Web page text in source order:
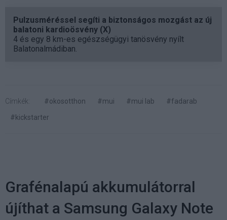
Pulzusméréssel segíti a biztonságos mozgást az új
balatoni kardioösvény (X)
4 és egy 8 km-es egészségügyi tanösvény nyílt
Balatonalmádiban.
Címkék: #okosotthon #mui #mui lab
#fadarab
#kickstarter
Grafénalapú akkumulátorral
újíthat a Samsung Galaxy Note